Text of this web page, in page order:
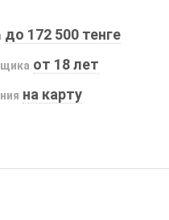
до 172 500 тенге
от 18 лет
на карту